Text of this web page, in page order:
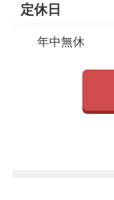
定休日
年中無休